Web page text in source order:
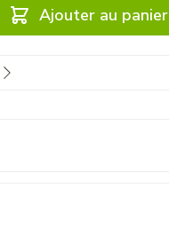
Ajouter au panier